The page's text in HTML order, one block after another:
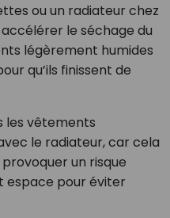
ou un radiateur chez
le séchage du
légèrement humides
qu’ils finissent de
les vêtements
le radiateur, car cela
un risque
espace pour éviter